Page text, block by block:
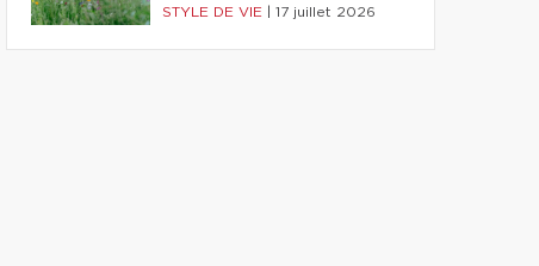
STYLE DE VIE 17 juillet 2026